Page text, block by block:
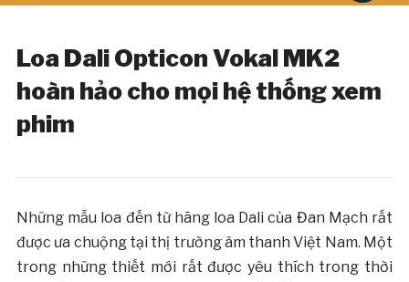
Loa Dali Opticon Vokal MK2
hoàn hảo cho mọi hệ thống xem
phim
Những mẫu loa đến từ hãng loa Dali của Đan Mạch rất
được ưa chuộng tại thị trường âm thanh Việt Nam. Một
trong những thiết mới rất được yêu thích trong thời